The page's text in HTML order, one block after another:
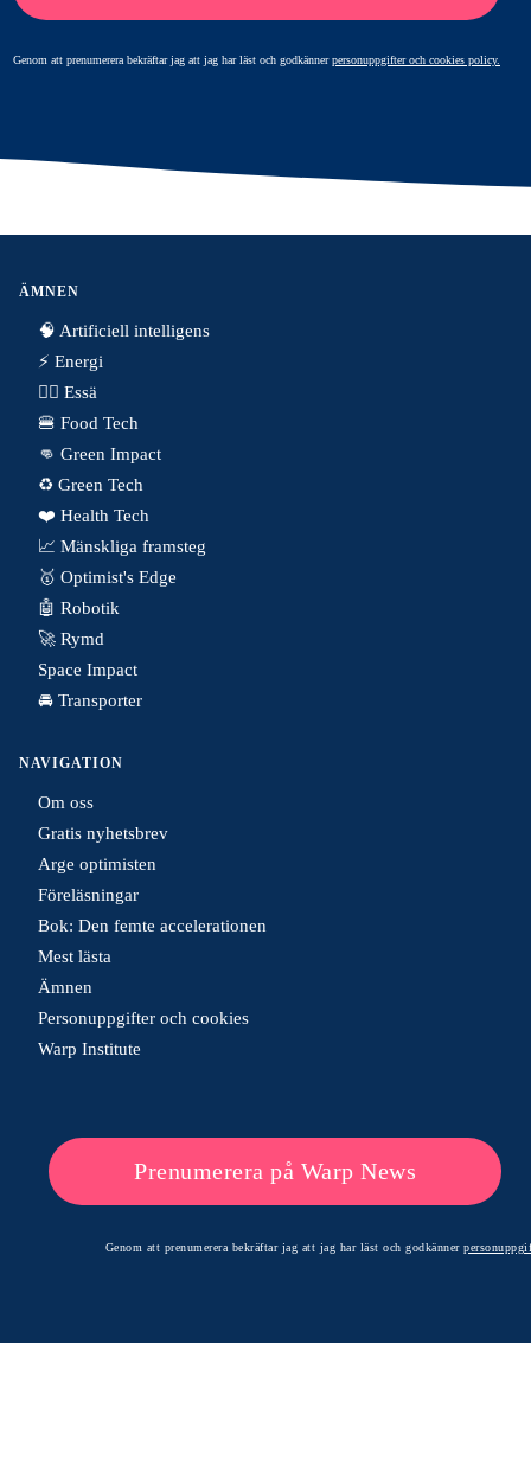
Genom att prenumerera bekräftar jag att jag har läst och godkännerpersonuppgifter och cookies policy.
ÄMNEN
🧠 Artificiell intelligens
⚡️ Energi
✍🏼 Essä
🍔 Food Tech
👊 Green Impact
♻️ Green Tech
❤️ Health Tech
📈 Mänskliga framsteg
🥇 Optimist's Edge
🤖 Robotik
🚀 Rymd
Space Impact
🚘 Transporter
NAVIGATION
Om oss
Gratis nyhetsbrev
Arge optimisten
Föreläsningar
Bok: Den femte accelerationen
Mest lästa
Ämnen
Personuppgifter och cookies
Warp Institute
Prenumerera på Warp News
Genom att prenumerera bekräftar jag att jag har läst och godkänner